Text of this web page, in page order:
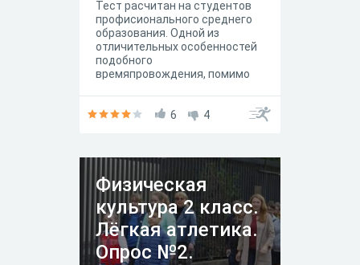
Тест расчитан на студентов
профисионального среднего
образования. Одной из
отличительных особенностей
подобного
времяпровождения, помимо
игре в команде, а также
поражение.
6 4
Физическая
культура 2 класс.
Лёгкая атлетика.
Опрос №2.